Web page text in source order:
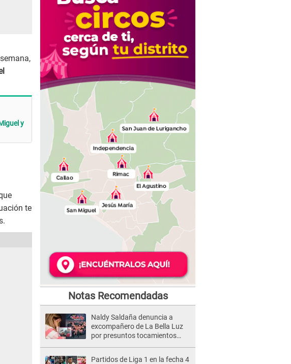
y
te
Notas Recomendadas
Naldy Saldaña denuncia a
excompañero de La Bella Luz
por presuntos tocamientos
Partidos de Liga 1 en la fecha 4